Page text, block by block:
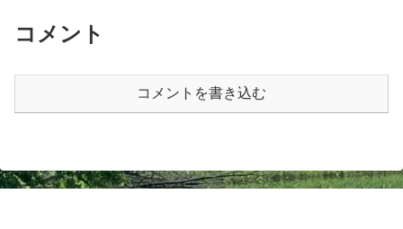
コメント
コメントを書き込む